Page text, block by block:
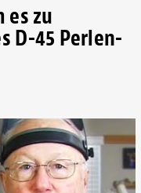
es zu
D-45 Perlen-